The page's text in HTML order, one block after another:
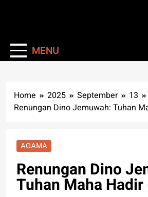
MENU
Home 2025 September
13
Renungan Dino Jemuwah: Tuhan
AGAMA
Renungan Dino
Tuhan Maha